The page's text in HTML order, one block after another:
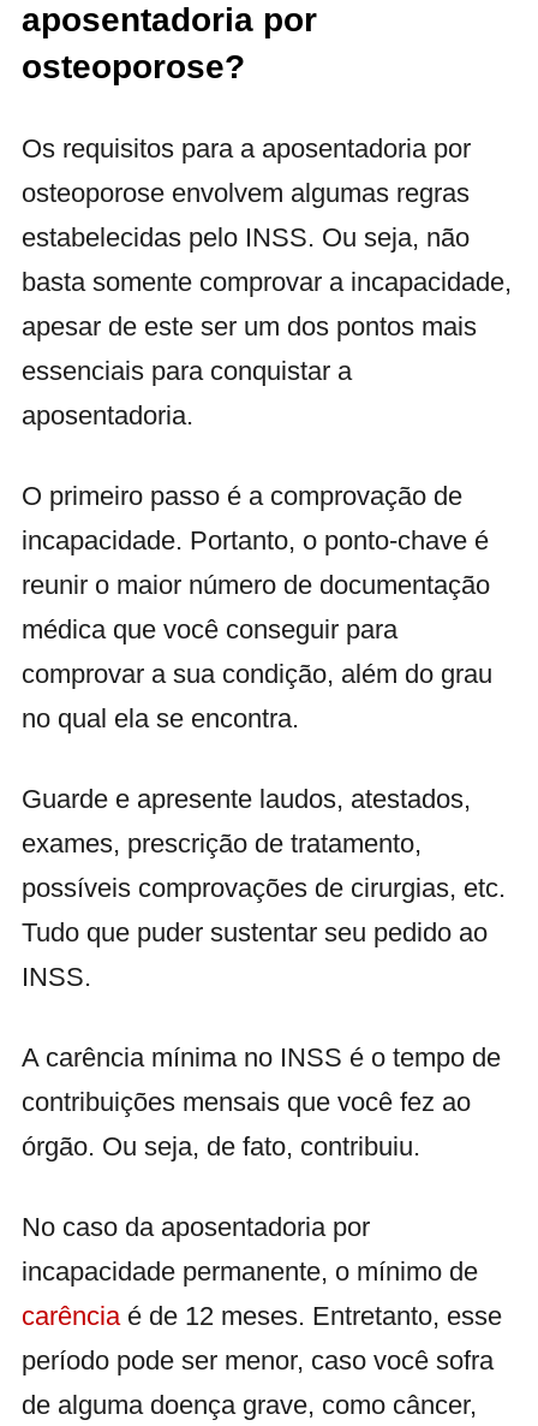
aposentadoria por
osteoporose?
Os requisitos para a aposentadoria por
osteoporose envolvem algumas regras
estabelecidas pelo INSS. Ou seja, não
basta somente comprovar a incapacidade,
apesar de este ser um dos pontos mais
essenciais para conquistar a
aposentadoria.
O primeiro passo é a comprovação de
incapacidade. Portanto, o ponto-chave é
reunir o maior número de documentação
médica que você conseguir para
comprovar a sua condição, além do grau
no qual ela se encontra.
Guarde e apresente laudos, atestados,
exames, prescrição de tratamento,
possíveis comprovações de cirurgias, etc.
Tudo que puder sustentar seu pedido ao
INSS.
A carência mínima no INSS é o tempo de
contribuições mensais que você fez ao
órgão. Ou seja, de fato, contribuiu.
No caso da aposentadoria por
incapacidade permanente, o mínimo de
carênciaé de 12 meses. Entretanto, esse
período pode ser menor, caso você sofra
de alguma doença grave, como câncer,